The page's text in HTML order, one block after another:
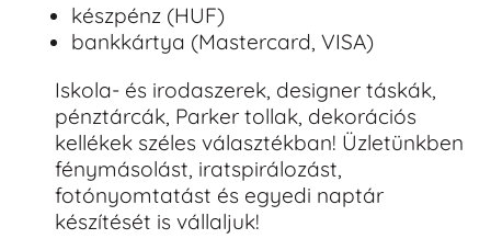
készpénz (HUF)
bankkártya (Mastercard, VISA)
Iskola- és irodaszerek, designer táskák,
pénztárcák, Parker tollak, dekorációs
kellékek széles választékban! Üzletünkben
fénymásolást, iratspirálozást,
fotónyomtatást és egyedi naptár
készítését is vállaljuk!